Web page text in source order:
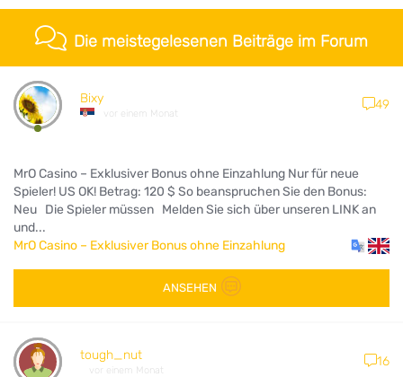
Die meistegelesenen Beiträge im Forum
Bixy
vor einem Monat
49
MrO Casino – Exklusiver Bonus ohne Einzahlung Nur für neue
Spieler! US OK! Betrag: 120 $ So beanspruchen Sie den Bonus:
Neu Die Spieler müssen Melden Sie sich über unseren LINK an
und...
MrO Casino – Exklusiver Bonus ohne Einzahlung
ANSEHEN
tough_nut
vor einem Monat
16